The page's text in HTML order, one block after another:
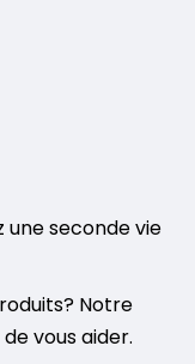
seconde vie
Notre
vous aider.